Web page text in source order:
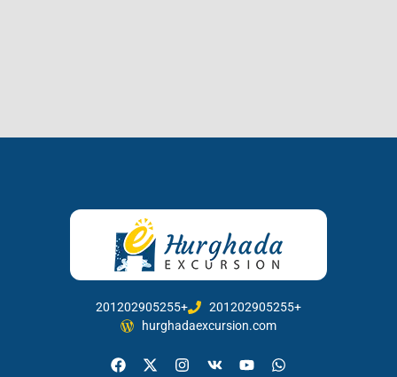
201202905255+
201202905255+
hurghadaexcursion.com